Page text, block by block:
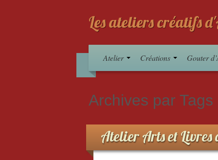
Les ateliers créatifs
Atelier Créations Gouter
Archives par Tags
Atelier Arts et Livres